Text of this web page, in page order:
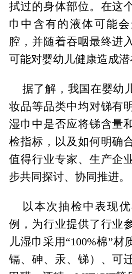
拭过的身体部位。在这
巾中含有的液体可能
腔，并随着吞咽最终进
可能对婴幼儿健康造成潜
据了解，我国在婴幼
妆品等品类中均对锑有
湿巾中是否应将锑含量
检指标，以及如何明确
值得行业专家、生产企
步共同探讨、协同推进。
以本次抽检中表现
例，为行业提供了行业
儿湿巾采用“100%棉”材
镉、砷、汞、锑）、可